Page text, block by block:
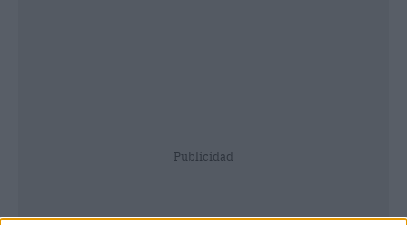
Publicidad